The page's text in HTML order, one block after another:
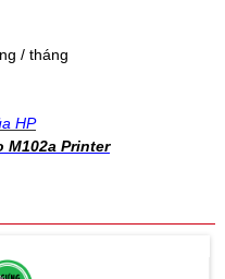
/ tháng
HP
M102a Printer